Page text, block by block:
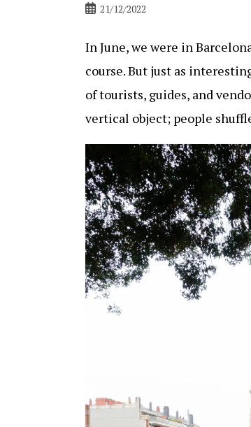
Bericht21/12/2022
In June, we were in
course. But just as
of tourists, guides, and
vertical object; people